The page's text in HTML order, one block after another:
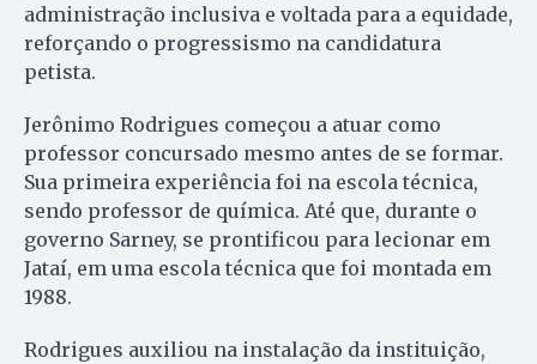
administração inclusiva e voltada para a equidade,
reforçando o progressismo na candidatura
petista.
Jerônimo Rodrigues começou a atuar como
professor concursado mesmo antes de se formar.
Sua primeira experiência foi na escola técnica,
sendo professor de química. Até que, durante o
governo Sarney, se prontificou para lecionar em
Jataí, em uma escola técnica que foi montada em
1988.
Rodrigues auxiliou na instalação da instituição,